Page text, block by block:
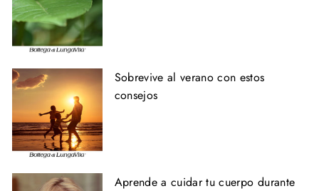
Sobrevive al verano con estos
consejos
Aprende a cuidar tu cuerpo durante